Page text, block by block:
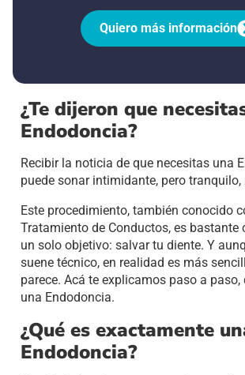
Quiero más información
¿Te dijeron que
Endodoncia?
Recibir la noticia de que necesitas una
puede sonar intimidante, pero tranquilo,
Este procedimiento, también conocido
Tratamiento de Conductos, es bastante
un solo objetivo: salvar tu diente. Y
suene técnico, en realidad es más
parece. Acá te explicamos paso a paso,
una Endodoncia.
¿Qué es exactamente
Endodoncia?